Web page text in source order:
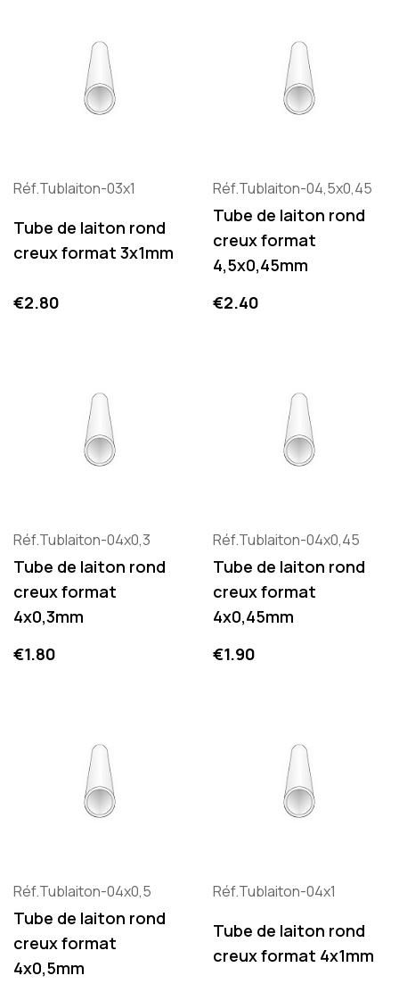
Réf.Tublaiton-03x1
Tube de laiton rond
creux format 3x1mm
Price
€2.80
Réf.Tublaiton-04,5x0,45
Tube de laiton rond
creux format
4,5x0,45mm
Price
€2.40
Réf.Tublaiton-04x0,3
Tube de laiton rond
creux format
4x0,3mm
Price
€1.80
Réf.Tublaiton-04x0,45
Tube de laiton rond
creux format
4x0,45mm
Price
€1.90
Réf.Tublaiton-04x0,5
Tube de laiton rond
creux format
4x0,5mm
Réf.Tublaiton-04x1
Tube de laiton rond
creux format 4x1mm